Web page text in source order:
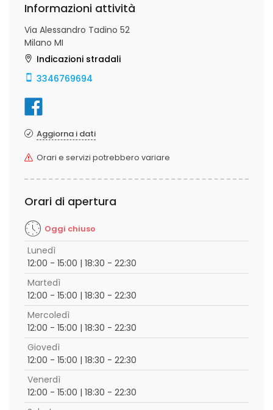
Informazioni attività
Via Alessandro Tadino 52
Milano MI
Indicazioni stradali
3346769694
Aggiorna i dati
Orari e servizi potrebbero variare
Orari di apertura
Oggi chiuso
Lunedì
12:00 - 15:00 | 18:30 - 22:30
Martedì
12:00 - 15:00 | 18:30 - 22:30
Mercoledì
12:00 - 15:00 | 18:30 - 22:30
Giovedì
12:00 - 15:00 | 18:30 - 22:30
Venerdì
12:00 - 15:00 | 18:30 - 22:30